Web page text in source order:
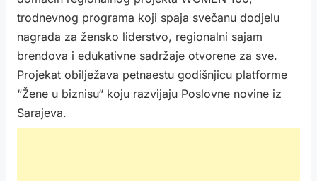
trodnevnog programa koji spaja svečanu dodjelu
nagrada za žensko liderstvo, regionalni sajam
brendova i edukativne sadržaje otvorene za sve.
Projekat obilježava petnaestu godišnjicu platforme
“Žene u biznisu“ koju razvijaju Poslovne novine iz
Sarajeva.